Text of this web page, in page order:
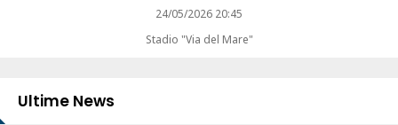
24/05/2026 20:45
Stadio "Via del Mare"
Ultime News